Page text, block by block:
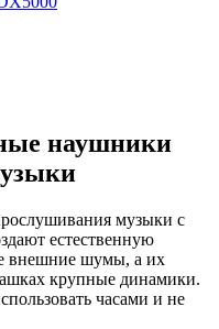
наушники
музыки с
естественную
внешние шумы, а их
крупные динамики.
часами и не